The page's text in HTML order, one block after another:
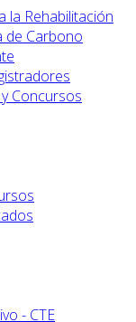
la Rehabilitación
de Carbono
Concursos
- CTE